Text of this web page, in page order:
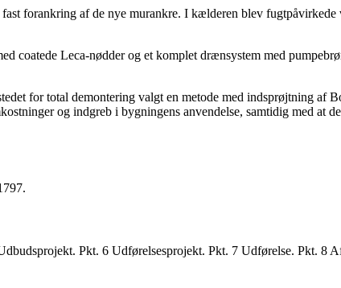
forankring af de nye murankre. I kælderen blev
Leca-nødder og et komplet drænsystem med
for total demontering valgt en metode med indsprøjtning af
og indgreb i bygningens anvendelse, samtidig med at
Pkt. 6 Udførelsesprojekt. Pkt. 7 Udførelse. Pkt. 8